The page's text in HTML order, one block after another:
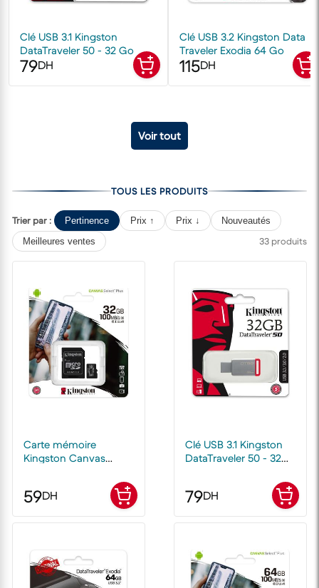
Clé USB 3.1 Kingston
DataTraveler 50 - 32 Go
79DH
Clé USB 3.2 Kingston Data
Traveler Exodia 64 Go
115DH
Voir tout
TOUS LES PRODUITS
Trier par : Pertinence Prix ↑ Prix ↓
Nouveautés
Meilleures ventes
33 produits
Carte mémoire
Kingston Canvas
Classe 10
59DH
Clé USB 3.1 Kingston
DataTraveler 50 - 32
79DH